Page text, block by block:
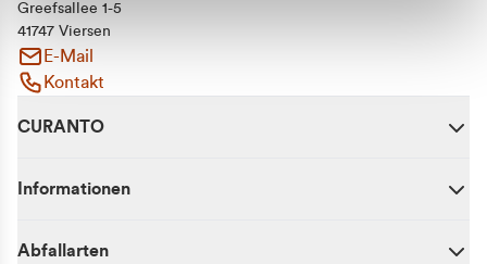
Greefsallee 1-5
41747 Viersen
E-Mail
Kontakt
CURANTO
Informationen
Abfallarten